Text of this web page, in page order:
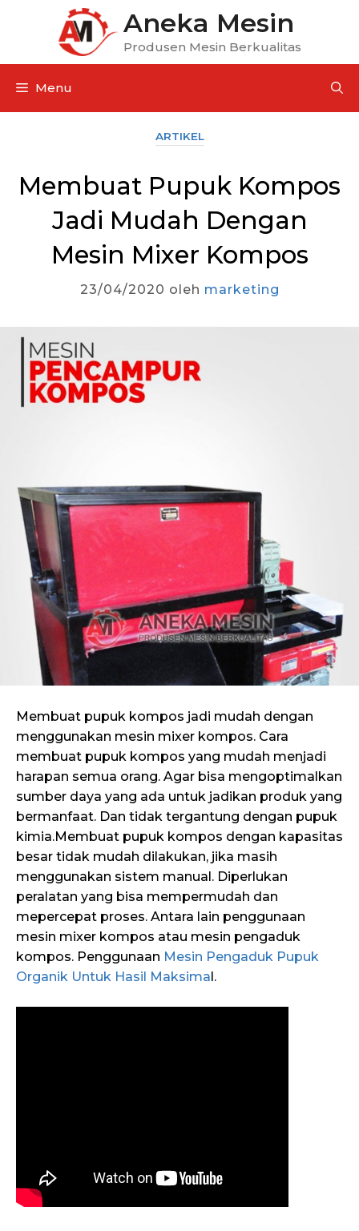
Aneka Mesin
Produsen Mesin Berkualitas
Menu
ARTIKEL
Membuat Pupuk Kompos
Jadi Mudah Dengan
Mesin Mixer Kompos
23/04/2020 oleh marketing
Membuat pupuk kompos jadi mudah dengan
menggunakan mesin mixer kompos. Cara
membuat pupuk kompos yang mudah menjadi
harapan semua orang. Agar bisa mengoptimalkan
sumber daya yang ada untuk jadikan produk yang
bermanfaat. Dan tidak tergantung dengan pupuk
kimia.Membuat pupuk kompos dengan kapasitas
besar tidak mudah dilakukan, jika masih
menggunakan sistem manual. Diperlukan
peralatan yang bisa mempermudah dan
mepercepat proses. Antara lain penggunaan
mesin mixer kompos atau mesin pengaduk
kompos. Penggunaan Mesin Pengaduk Pupuk
Organik Untuk Hasil Maksimal.